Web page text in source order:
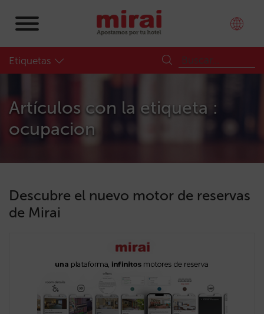
Etiquetas
Artículos con la etiqueta :
ocupacion
Descubre el nuevo motor de reservas
de Mirai